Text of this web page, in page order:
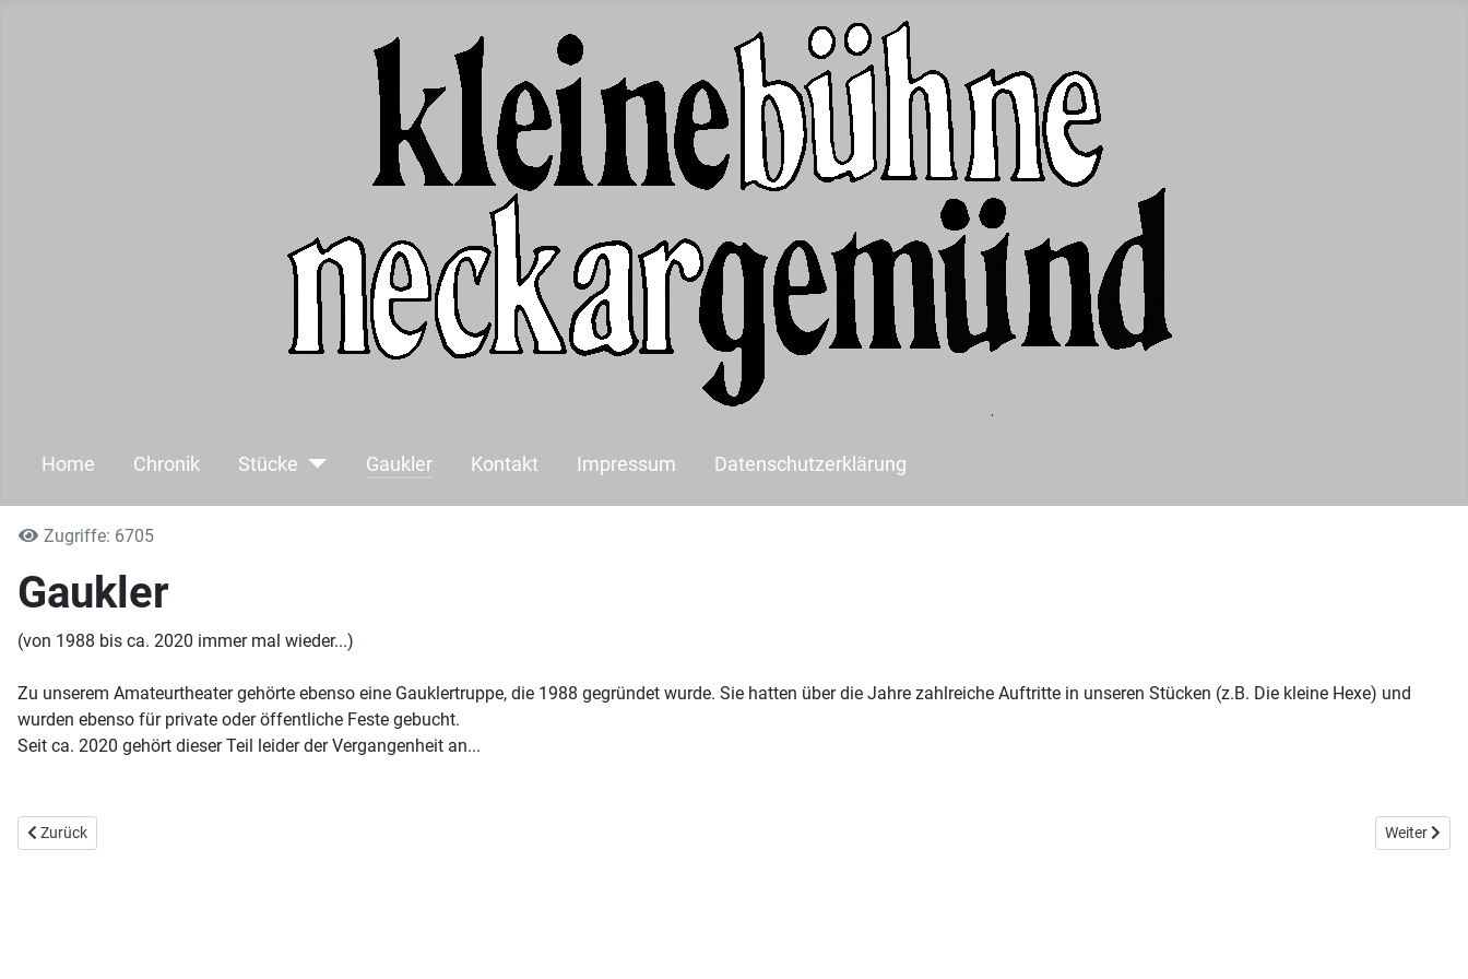
Home Chronik Stücke Gaukler Kontakt Impressum Datenschutzerklärung
Zugriffe: 6705
Gaukler
(von 1988 bis ca. 2020 immer mal wieder...)
Zu unserem Amateurtheater gehörte ebenso eine Gauklertruppe, die 1988 gegründet wurde. Sie hatten über die Jahre zahlreiche Auftritte in unseren Stücken (z.B. Die kleine Hexe) und
wurden ebenso für private oder öffentliche Feste gebucht.
Seit ca. 2020 gehört dieser Teil leider der Vergangenheit an...
Previous article: Der Räuber Hotzenplotz (1986)
Zurück Next article:
Weiter